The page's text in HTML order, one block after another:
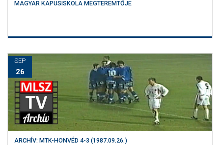
MAGYAR KAPUSISKOLA MEGTEREMTŐJE
SEP
26
ARCHÍV: MTK-HONVÉD 4-3 (1987.09.26.)